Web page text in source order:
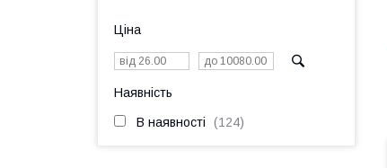
Ціна
Наявність
В наявності 124